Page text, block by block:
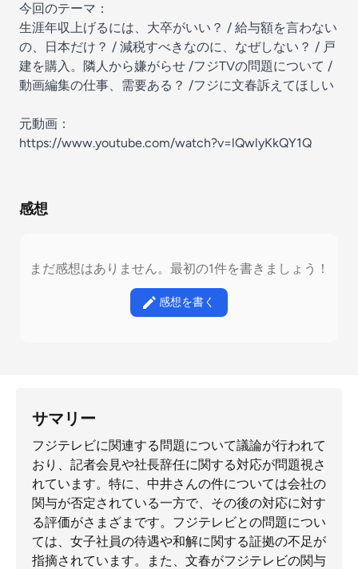
今回のテーマ：
生涯年収上げるには、大卒がいい？ / 給与額を言わない
の、日本だけ？ / 減税すべきなのに、なぜしない？ / 戸
建を購入。隣人から嫌がらせ /フジTVの問題について /
動画編集の仕事、需要ある？ /フジに文春訴えてほしい
元動画：
https://www.youtube.com/watch?v=lQwlyKkQY1Q
感想
まだ感想はありません。最初の1件を書きましょう！
感想を書く
サマリー
フジテレビに関連する問題について議論が行われて
おり、記者会見や社長辞任に関する対応が問題視さ
れています。特に、中井さんの件については会社の
関与が否定されている一方で、その後の対応に対す
る評価がさまざまです。フジテレビとの問題につい
ては、女子社員の待遇や和解に関する証拠の不足が
指摘されています。また、文春がフジテレビの関与